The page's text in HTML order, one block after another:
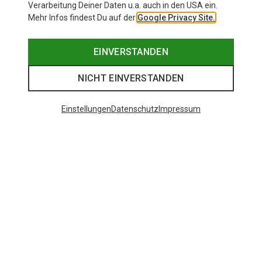
Verarbeitung Deiner Daten u.a. auch in den USA ein.
Mehr Infos findest Du auf der Google Privacy Site.
EINVERSTANDEN
NICHT EINVERSTANDEN
EinstellungenDatenschutz Impressum